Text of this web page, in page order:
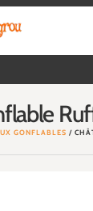
GONFLABLES /